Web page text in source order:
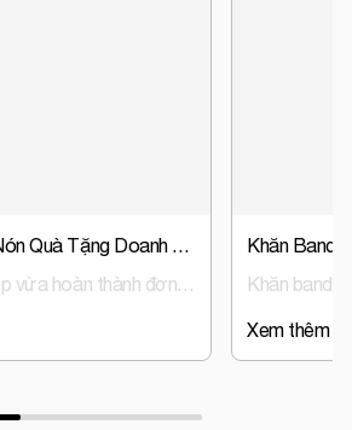
Đơn Hàng May In Nón Quà Tặng Doanh Nghiệp, Nón Đồng Phục Trust Event & Media
Áo Thun Thông Điệp vừa hoàn thành đơn hàng sản xuất nón đồng phục, nón quà tặng doanh nghiệp cho Trust Event & Media – đơn vị hoạt động trong lĩnh vực tổ chức sự kiện và truyền thông.
Xem thêm